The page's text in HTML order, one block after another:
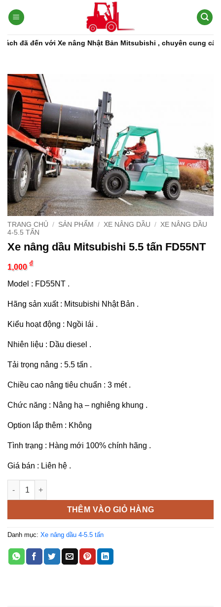
qua
dungđến với Xe nâng Nhật Bản Mitsubishi , chuyên cung cấp
TRANG CHỦ / SẢN PHẨM / XE NÂNG DẦU / XE NÂNG DẦU
4-5.5 TẤN
Xe nâng dầu Mitsubishi 5.5 tấn FD55NT
1,000 ₫
Model : FD55NT .
Hãng sản xuất : Mitsubishi Nhật Bản .
Kiểu hoạt động : Ngồi lái .
Nhiên liệu : Dầu diesel .
Tải trọng nâng : 5.5 tấn .
Chiều cao nâng tiêu chuẩn : 3 mét .
Chức năng : Nâng hạ – nghiêng khung .
Option lắp thêm : Không
Tình trạng : Hàng mới 100% chính hãng .
Giá bán : Liên hệ .
Xe nâng dầu Mitsubishi 5.5 tấn FD55NT số lượng
THÊM VÀO GIỎ HÀNG
Danh mục: Xe nâng dầu 4-5.5 tấn